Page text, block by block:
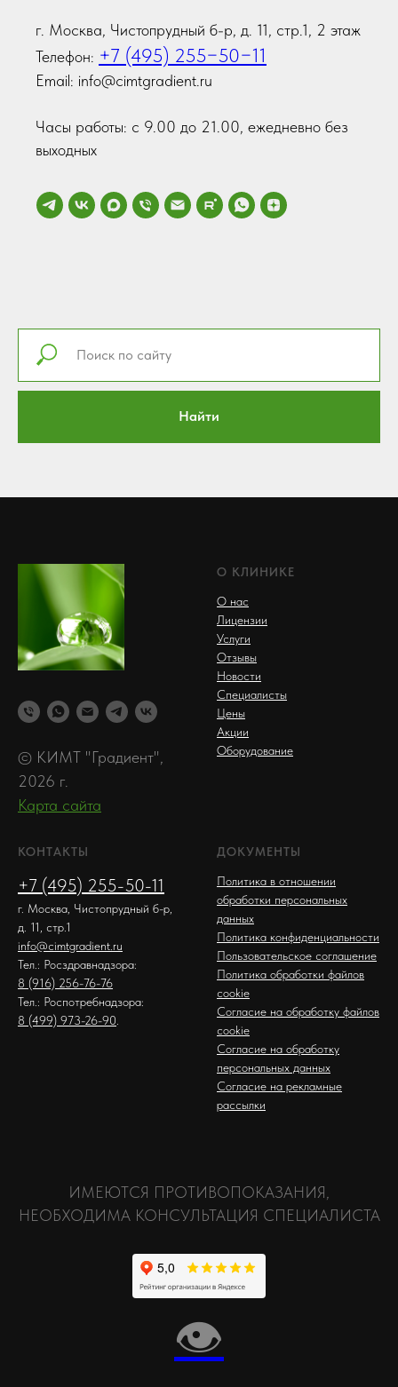
г. Москва, Чистопрудный б-р, д. 11, стр.1, 2 этаж
Телефон: +7 (495) 255−50−11
Email: info@cimtgradient.ru
Часы работы: с 9.00 до 21.00, ежедневно без
выходных
Найти
© КИМТ "Градиент",
2026 г.
Карта сайта
О КЛИНИКЕ
О нас
Лицензии
Услуги
Отзывы
Новости
Специалисты
Цены
Акции
Оборудование
КОНТАКТЫ
+7 (495) 255-50-11
г. Москва, Чистопрудный б-р,
д. 11, стр.1
info@cimtgradient.ru
Тел.: Росздравнадзора:
8 (916) 256-76-76
Тел.: Роспотребнадзора:
8 (499) 973-26-90
ДОКУМЕНТЫ
Политика в отношении
обработки персональных
данных
Политика конфиденциальности
Пользовательское соглашение
Политика обработки файлов
cookie
Согласие на обработку файлов
cookie
Согласие на обработку
персональных данных
Согласие на рекламные
рассылки
ИМЕЮТСЯ ПРОТИВОПОКАЗАНИЯ,
НЕОБХОДИМА КОНСУЛЬТАЦИЯ СПЕЦИАЛИСТА
👁